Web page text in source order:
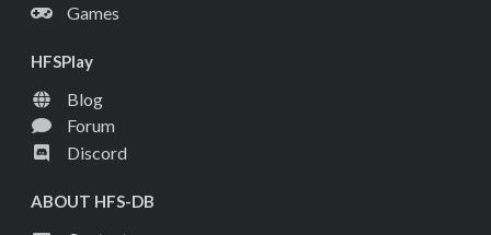
Games
HFSPlay
Blog
Forum
Discord
ABOUT HFS-DB